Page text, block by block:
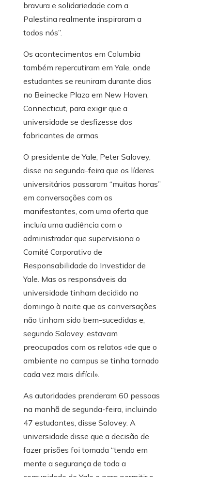
bravura e solidariedade com a
Palestina realmente inspiraram a
todos nós”.
Os acontecimentos em Columbia
também repercutiram em Yale, onde
estudantes se reuniram durante dias
no Beinecke Plaza em New Haven,
Connecticut, para exigir que a
universidade se desfizesse dos
fabricantes de armas.
O presidente de Yale, Peter Salovey,
disse na segunda-feira que os líderes
universitários passaram “muitas horas”
em conversações com os
manifestantes, com uma oferta que
incluía uma audiência com o
administrador que supervisiona o
Comité Corporativo de
Responsabilidade do Investidor de
Yale. Mas os responsáveis ​​da
universidade tinham decidido no
domingo à noite que as conversações
não tinham sido bem-sucedidas e,
segundo Salovey, estavam
preocupados com os relatos «de que o
ambiente no campus se tinha tornado
cada vez mais difícil».
As autoridades prenderam 60 pessoas
na manhã de segunda-feira, incluindo
47 estudantes, disse Salovey. A
universidade disse que a decisão de
fazer prisões foi tomada “tendo em
mente a segurança de toda a